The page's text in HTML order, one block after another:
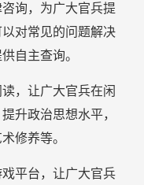
询，为广大官兵提
对常见的问题解决
自主查询。
，让广大官兵在闲
升政治思想水平，
修养等。
平台，让广大官兵